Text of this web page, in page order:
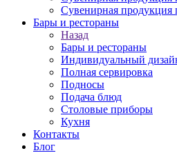
Сувенирная продукция
Бары и рестораны
Назад
Бары и рестораны
Индивидуальный
Полная сервировка
Подносы
Подача блюд
Столовые приборы
Кухня
Контакты
Блог